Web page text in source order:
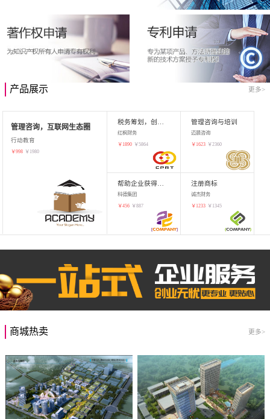
产品展示 更多>
管理咨询，互联网生态圈
行动教育
￥998 ￥ 1980
红枫财务
￥ 1890 ￥5864
管理咨询与培训
迈晨咨询
￥ 1623 ￥2360
科德集团
￥456 ￥887
注册商标
诚杰财务
￥ 1233 ￥ 1345
商城热卖 更多>